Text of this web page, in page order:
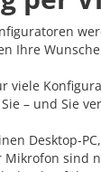
Ihre
viele
– und Sie
Desktop-
Mikrofon sind